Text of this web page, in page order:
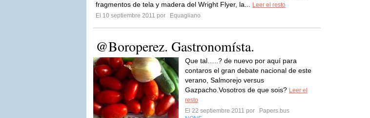
fragmentos de tela y madera del Wright Flyer, la...
Leer el resto
El 10 septiembre 2011 por
Equagliano
@Boroperez. Gastronomísta.
Que tal…..? de nuevo por aquí para
contaros el gran debate nacional de este
verano, Salmorejo versus
Gazpacho.Vosotros de que sois? Leer el
resto
El 22 septiembre 2011 por
Papers.bus